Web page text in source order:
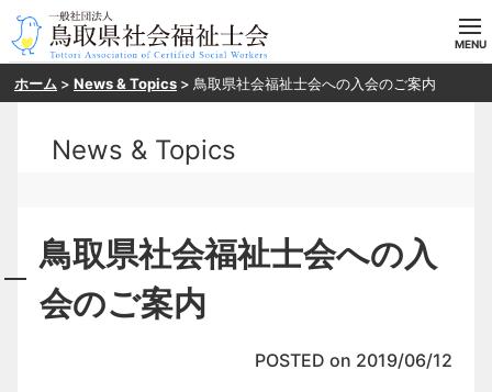
ホーム
当会の概要
入会案内
研修・SV申し込み
ホーム > News & Topics > 鳥取県社会福祉士会への入会のご案内
News & Topics
鳥取県社会福祉士会への入
会のご案内
POSTED on 2019/06/12